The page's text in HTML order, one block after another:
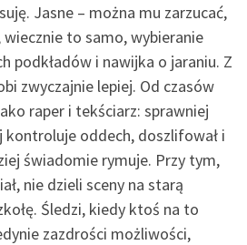
Jasne – można mu zarzucać,
wiecznie to samo, wybieranie
podkładów i nawijka o jaraniu. Z
zwyczajnie lepiej. Od czasów
raper i tekściarz: sprawniej
kontroluje oddech, doszlifował i
świadomie rymuje. Przy tym,
nie dzieli sceny na starą
Śledzi, kiedy ktoś na to
zazdrości możliwości,